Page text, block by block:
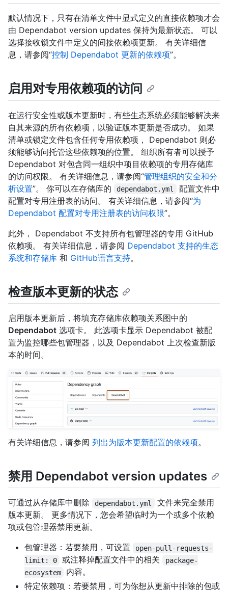
默认情况下，只有在清单文件中显式定义的直接依赖项才会
由 Dependabot version updates 保持为最新状态。 可以
选择接收锁文件中定义的间接依赖项更新。 有关详细信
息，请参阅“控制 Dependabot 更新的依赖项”。
启用对专用依赖项的访问
在运行安全性或版本更新时，有些生态系统必须能够解决来
自其来源的所有依赖项，以验证版本更新是否成功。 如果
清单或锁定文件包含任何专用依赖项， Dependabot 则必
须能够访问托管这些依赖项的位置。 组织所有者可以授予
Dependabot 对包含同一组织中项目依赖项的专用存储库
的访问权限。 有关详细信息，请参阅“管理组织的安全和分
析设置”。 你可以在存储库的 dependabot.yml
配置文件中
配置对专用注册表的访问。 有关详细信息，请参阅“为
Dependabot 配置对专用注册表的访问权限”。
此外， Dependabot 不支持所有包管理器的专用 GitHub
依赖项。 有关详细信息，请参阅 Dependabot 支持的生态
系统和存储库 和 GitHub语言支持。
检查版本更新的状态
启用版本更新后，将填充存储库依赖项关系图中的
Dependabot 选项卡。 此选项卡显示 Dependabot 被配
置为监控哪些包管理器，以及 Dependabot 上次检查新版
本的时间。
有关详细信息，请参阅 列出为版本更新配置的依赖项。
禁用 Dependabot version updates
可通过从存储库中删除 dependabot.yml
文件来完全禁用
版本更新。 更多情况下，您会希望临时为一个或多个依赖
项或包管理器禁用更新。
包管理器：若要禁用，可设置
open-pull-requests-
limit: 0
或注释掉配置文件中的相关
package-
ecosystem
内容。
特定依赖项：若要禁用，可为你想从更新中排除的包或